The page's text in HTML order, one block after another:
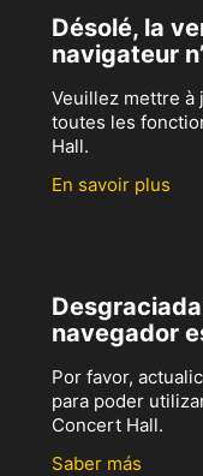
Désolé, la
navigateur
Veuillez mettre
toutes les
Hall.
En savoir plus
navegador
Por favor,
para poder
Concert Hall.
Saber más